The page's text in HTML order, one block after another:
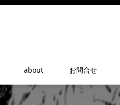
about お問合せ